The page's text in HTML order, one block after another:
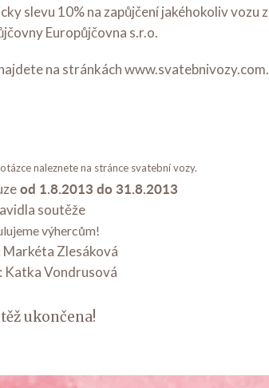
slevu 10% na zapůjčení jakéhokoliv vozu z
Europůjčovna s.r.o.
na stránkách www.svatebnivozy.com.
naleznete na stránce svatební vozy.
od 1.8.2013 do 31.8.2013
soutěže
výhercům!
Zlesáková
Katka Vondrusová
ukončena!